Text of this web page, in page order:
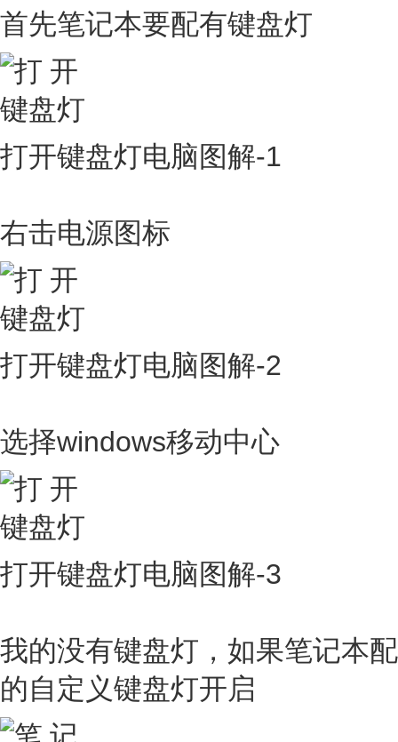
首先笔记本要配有键盘灯
打开键盘灯电脑图解-1
右击电源图标
打开键盘灯电脑图解-2
选择windows移动中心
打开键盘灯电脑图解-3
我的没有键盘灯，如果笔记本
的自定义键盘灯开启